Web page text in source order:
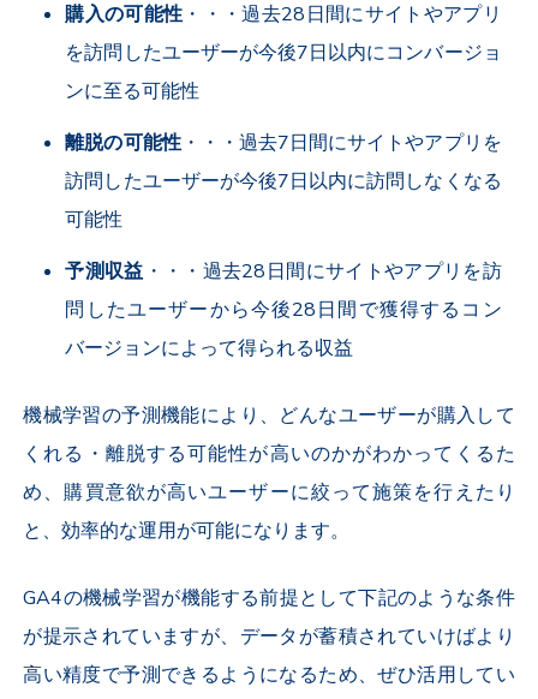
購入の可能性・・・過去28日間にサイトやアプリ
を訪問したユーザーが今後7日以内にコンバージョ
ンに至る可能性
離脱の可能性・・・過去7日間にサイトやアプリを
訪問したユーザーが今後7日以内に訪問しなくなる
可能性
予測収益 ・・・過去28日間にサイトやアプリを訪
問したユーザーから今後28日間で獲得するコン
バージョンによって得られる収益
機械学習の予測機能により、どんなユーザーが購入して
くれる・離脱する可能性が高いのかがわかってくるた
め、購買意欲が高いユーザーに絞って施策を行えたり
と、効率的な運用が可能になります。
GA4の機械学習が機能する前提として下記のような条件
が提示されていますが、データが蓄積されていけばより
高い精度で予測できるようになるため、ぜひ活用してい